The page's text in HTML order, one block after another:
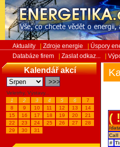
Aktuality Zdroje energie Úspory
Databáze firem
Zaslat odkaz...
Kalendář akcí
Veletrhy, Výstavy...
1
2 3 4 5 6
7
8
9 10 11 12 13
14
15
16 17 18 19 20
21
22
23 24 25 26 27
28
29
30 31
(
/
Call
#